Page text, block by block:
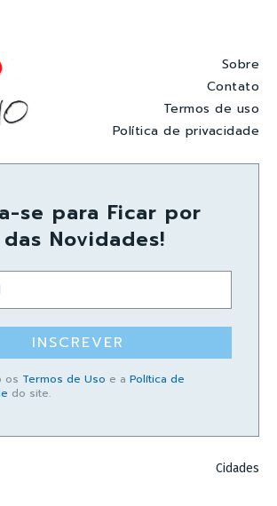
Sobre
Contato
Termos de uso
Política de privacidade
se para Ficar por
Novidades!
INSCREVER
os Termos de Uso e a Política de
do site.
Cidades